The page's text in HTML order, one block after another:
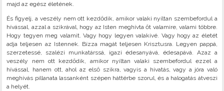
majd az egész életének.
És figyelj, a veszély nem ott kezdődik, amikor valaki nyíltan szembefordul a
hívással, azzal a szikrával, hogy az Isten meghívta őt valamire, valami többre.
Hogy tegyen meg valamit. Vagy hogy legyen valakivé. Vagy hogy az életét
adja teljesen az Istennek. Bízza magát teljesen Krisztusra. Legyen pappá,
szerzetessé, szalézi munkatárssá, igazi édesanyává, édesapává. Azaz a
veszély nem ott kezdődik, amikor nyíltan valaki szembefordul ezzel a
hívással, hanem ott, ahol az első szikra, vagyis a hivatás, vagy a jóra való
meghívás pillanata lassanként szépen háttérbe szorul, és a halogatás átveszi
a helyét.